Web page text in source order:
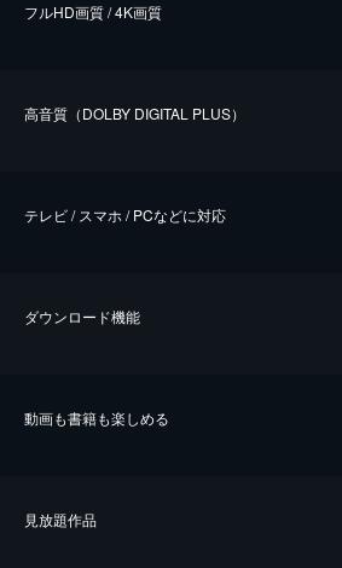
フルHD画質 / 4K画質
⾼⾳質（DOLBY DIGITAL PLUS）
テレビ / スマホ / PCなどに対応
ダウンロード機能
動画も書籍も楽しめる
⾒放題作品